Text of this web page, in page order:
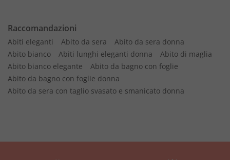
Raccomandazioni
Abiti eleganti Abito da sera
Abito da sera donna
Abito bianco
Abiti lunghi eleganti donna
Abito di maglia
Abito bianco elegante
Abito da bagno con foglie
Abito da bagno con foglie donna
Abito da sera con taglio svasato e smanicato donna